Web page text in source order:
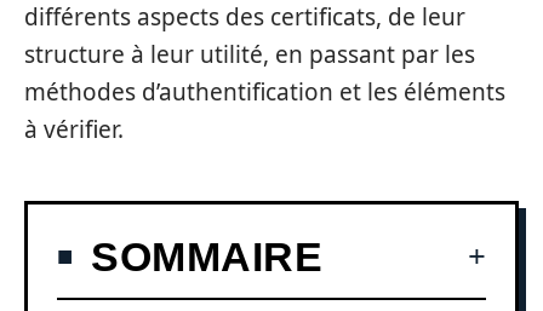
différents aspects des certificats, de leur
structure à leur utilité, en passant par les
méthodes d’authentification et les éléments
à vérifier.
SOMMAIRE